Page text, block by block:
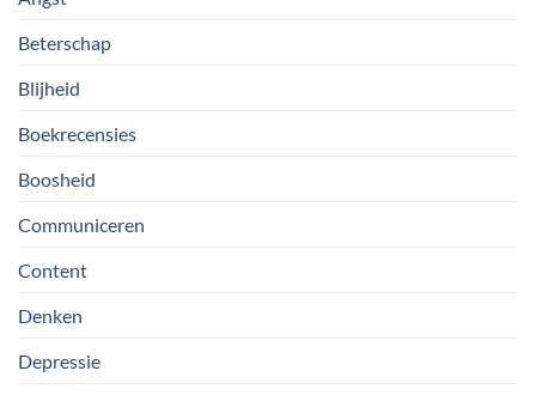
Beterschap
Blijheid
Boekrecensies
Boosheid
Communiceren
Content
Denken
Depressie